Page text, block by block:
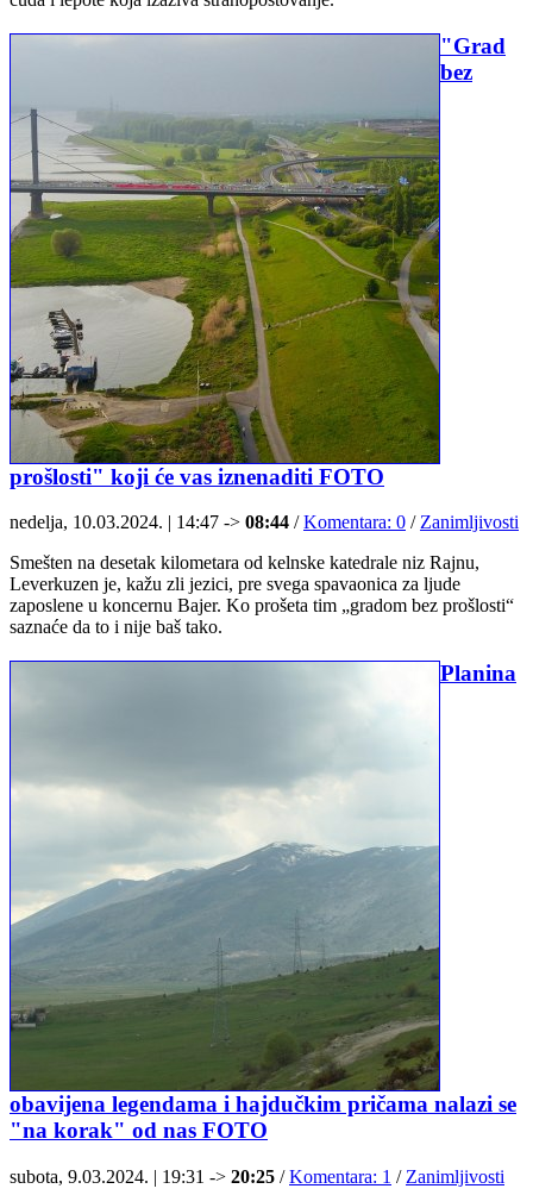
"Grad
bez
prošlosti" koji će vas iznenaditi FOTO
nedelja, 10.03.2024. | 14:47 -> 08:44 / Komentara: 0 / Zanimljivosti
Smešten na desetak kilometara od kelnske katedrale niz Rajnu,
Leverkuzen je, kažu zli jezici, pre svega spavaonica za ljude
zaposlene u koncernu Bajer. Ko prošeta tim „gradom bez prošlosti“
saznaće da to i nije baš tako.
Planina
obavijena legendama i hajdučkim pričama nalazi se
"na korak" od nas FOTO
subota, 9.03.2024. | 19:31 -> 20:25 / Komentara: 1 / Zanimljivosti